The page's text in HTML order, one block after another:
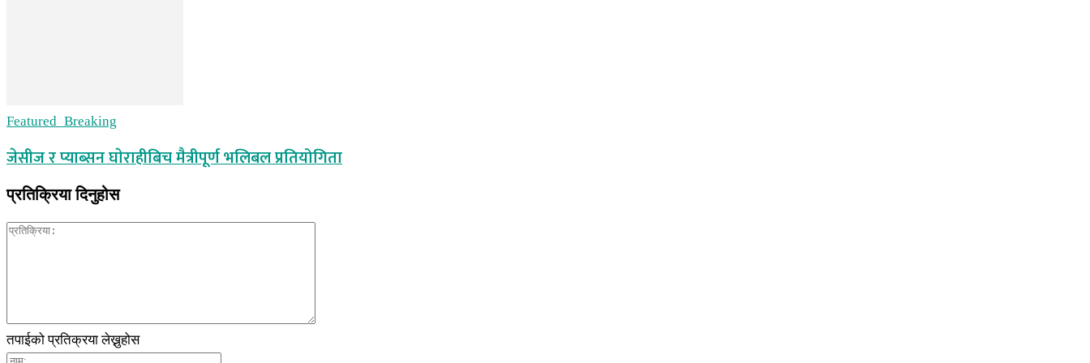
Featured_Breaking
जेसीज र प्याब्सन घाेराहीबिच मैत्रीपूर्ण भलिबल प्रतियोगिता
प्रतिक्रिया दिनुहोस
तपाईको प्रतिक्रया लेख्नुहोस